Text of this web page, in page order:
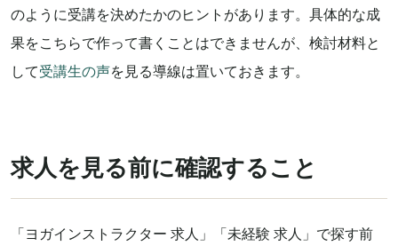
のように受講を決めたかのヒントがあります。具体的な成
果をこちらで作って書くことはできませんが、検討材料と
して受講生の声を見る導線は置いておきます。
求人を見る前に確認すること
「ヨガインストラクター 求人」「未経験 求人」で探す前